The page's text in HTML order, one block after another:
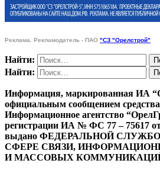
Реклама. Рекламодатель - ПАО "СЗ "Орелстрой"
Найти:
Найти:
Информация, маркированная ИА
официальным сообщением
Информационное агентство
регистрации ИА № ФС 77 – 75617 от
выдано ФЕДЕРАЛЬНОЙ
СФЕРЕ СВЯЗИ,
И МАССОВЫХ